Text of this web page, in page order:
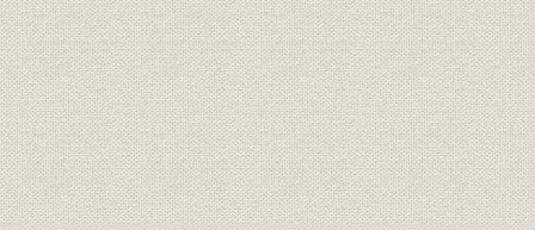
施設;電話 地下線路整備実施工程
昭和31年
年度(1961